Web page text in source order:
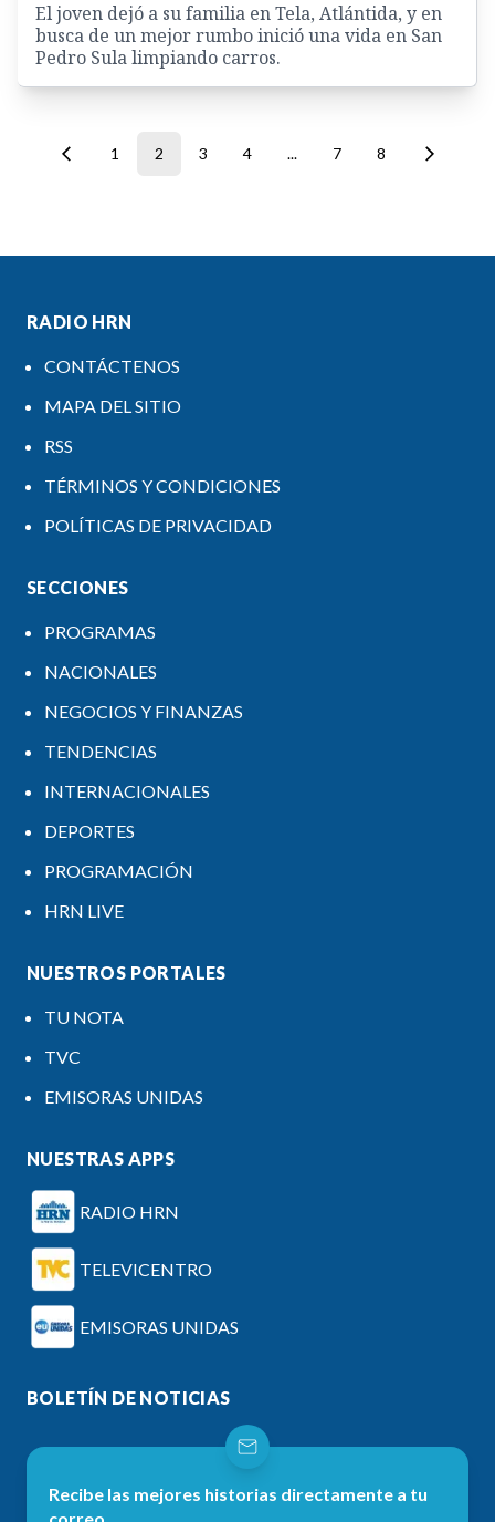
El joven dejó a su familia en Tela, Atlántida, y en
busca de un mejor rumbo inició una vida en San
Pedro Sula limpiando carros.
1 2 3 4 ... 7 8
RADIO HRN
CONTÁCTENOS
MAPA DEL SITIO
RSS
TÉRMINOS Y CONDICIONES
POLÍTICAS DE PRIVACIDAD
SECCIONES
PROGRAMAS
NACIONALES
NEGOCIOS Y FINANZAS
TENDENCIAS
INTERNACIONALES
DEPORTES
PROGRAMACIÓN
HRN LIVE
NUESTROS PORTALES
TU NOTA
TVC
EMISORAS UNIDAS
NUESTRAS APPS
RADIO HRN
TELEVICENTRO
EMISORAS UNIDAS
BOLETÍN DE NOTICIAS
Recibe las mejores historias directamente a tu